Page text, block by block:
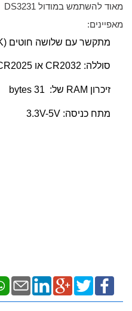
מאוד להשתמש במודול DS3231
מאפיינים:
מתקשר עם שלושה חוטים (RST, DAT, SCLK)
סוללה: CR2032 או CR2025 מתח של 3V
זיכרון RAM של: 31 bytes
מתח כניסה: 3.3V-5V